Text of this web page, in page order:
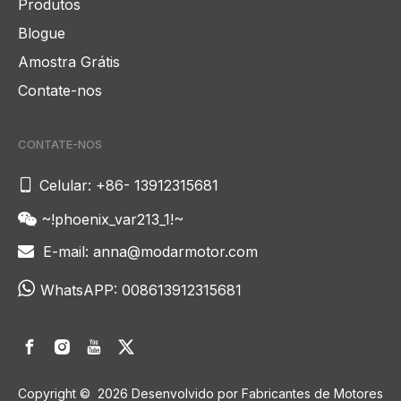
Produtos
Blogue
Amostra Grátis
Contate-nos
CONTATE-NOS
 Celular: +86- 13912315681
 ~!phoenix_var213_1!~
 E-mail: anna@modarmotor.com
 WhatsAPP: 008613912315681
Copyright © 2026 Desenvolvido por Fabricantes de Motores